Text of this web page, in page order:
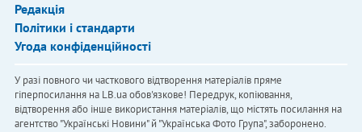
Редакція
Політики і стандарти
Угода конфіденційності
У разі повного чи часткового відтворення матеріалів пряме
гіперпосилання на LB.ua обов'язкове! Передрук, копіювання,
відтворення або інше використання матеріалів, що містять посилання на
агентство "Українськi Новини" й "Українська Фото Група", заборонено.